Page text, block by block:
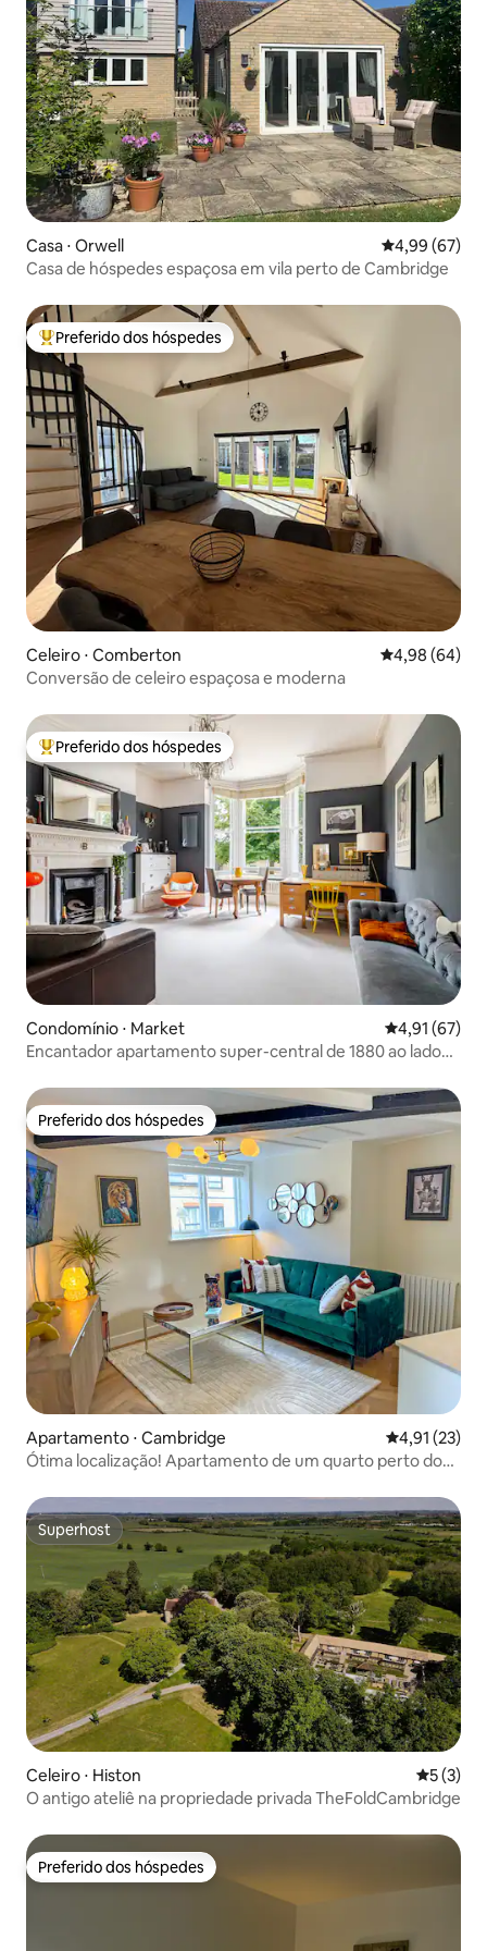
Casa ⋅ Orwell 4,99 de uma
4,99 (67)
Casa de hóspedes espaçosa em vila perto de Cambridge
Entre os melhores preferidos dos hóspedes
Preferido dos hóspedes
Celeiro ⋅ Comberton 4,98 de uma
4,98 (64)
Conversão de celeiro espaçosa e moderna
Entre os melhores preferidos dos hóspedes
Preferido dos hóspedes
Condomínio ⋅ Market 4,91 de uma
4,91 (67)
Encantador apartamento super-central de 1880 ao lado
Preferido dos hóspedes
Preferido dos hóspedes
Apartamento ⋅ Cambridge 4,91 de uma
4,91 (23)
Ótima localização! Apartamento de um quarto perto do
Superhost
Superhost
Celeiro ⋅ Histon 5 de
5 (3)
O antigo ateliê na propriedade privada TheFoldCambridge
Preferido dos hóspedes
Preferido dos hóspedes